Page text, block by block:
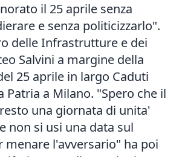
il 25 aprile senza
e senza politicizzarlo".
delle Infrastrutture e dei
Salvini a margine della
25 aprile in largo Caduti
Patria a Milano. "Spero che il
una giornata di unita'
non si usi una data sul
menare l'avversario" ha poi